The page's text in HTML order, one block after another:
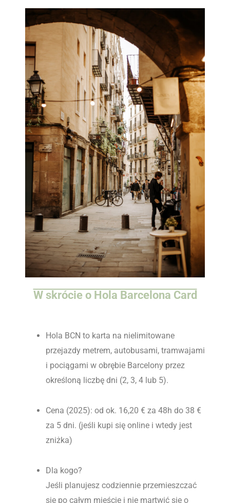
W skrócie o Hola Barcelona Card
Hola BCN to karta na nielimitowane
przejazdy metrem, autobusami, tramwajami
i pociągami w obrębie Barcelony przez
określoną liczbę dni (2, 3, 4 lub 5).
Cena (2025): od ok. 16,20 € za 48h do 38 €
za 5 dni. (jeśli kupi się online i wtedy jest
zniżka)
Dla kogo?
Jeśli planujesz codziennie przemieszczać
się po całym mieście i nie martwić się o